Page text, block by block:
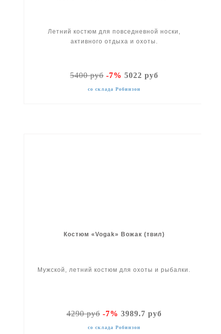
Летний костюм для повседневной носки,
активного отдыха и охоты.
5400 руб-7% 5022 руб
со склада Робинзон
Костюм «Vogak» Вожак (твил)
Мужской, летний костюм для охоты и рыбалки.
4290 руб-7% 3989.7 руб
со склада Робинзон